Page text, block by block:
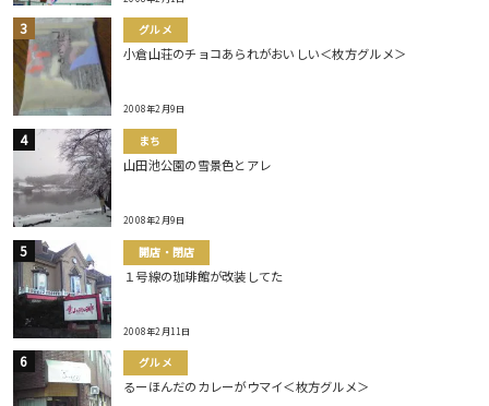
グルメ
小倉山荘のチョコあられがおいしい＜枚方グルメ＞
2008年2月9日
まち
山田池公園の雪景色とアレ
2008年2月9日
開店・閉店
１号線の珈琲館が改装してた
2008年2月11日
グルメ
るーほんだのカレーがウマイ＜枚方グルメ＞